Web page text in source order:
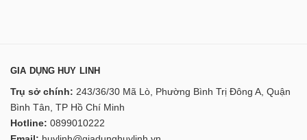
GIA DỤNG HUY LINH
Trụ sở chính: 243/36/30 Mã Lò, Phường Bình Trị Đông A, Quận
Bình Tân, TP Hồ Chí Minh
Hotline: 0899010222